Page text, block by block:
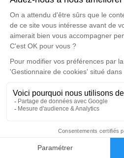
Faire-part
Cet endroit est un lieu
honorer la mémoire de Jean
Cérémonie
Zone de Coron
01300 Virignin